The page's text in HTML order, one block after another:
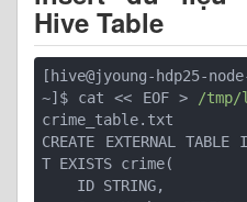
Hive Table
[hive@jyoung-hdp25-
~]$ cat << EOF > /tmp/
crime_table.txt
CREATE EXTERNAL TABLE
T EXISTS crime(